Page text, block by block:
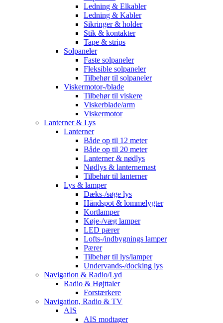
Ledning & Elkabler
Ledning & Kabler
Sikringer & holder
Stik & kontakter
Tape & strips
Solpaneler
Faste solpaneler
Fleksible solpaneler
Tilbehør til solpaneler
Viskermotor-/blade
Tilbehør til viskere
Viskerblade/arm
Viskermotor
Lanterner & Lys
Lanterner
Både op til 12 meter
Både op til 20 meter
Lanterner & nødlys
Nødlys & lanternemast
Tilbehør til lanterner
Lys & lamper
Dæks-/søge lys
Håndspot & lommelygter
Kortlamper
Køje-/væg lamper
LED pærer
Lofts-/indbygnings lamper
Pærer
Tilbehør til lys/lamper
Undervands-/docking lys
Navigation & Radio/Lyd
Radio & Højttaler
Forstærkere
Navigation, Radio & TV
AIS
AIS modtager